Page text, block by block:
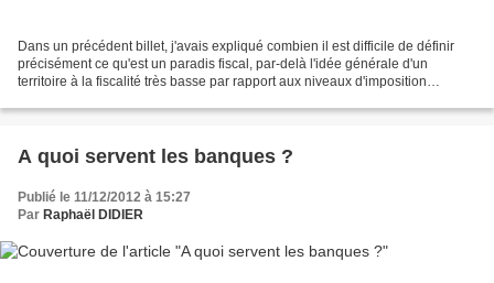
Dans un précédent billet, j'avais expliqué combien il est difficile de définir
précisément ce qu'est un paradis fiscal, par-delà l'idée générale d'un
territoire à la fiscalité très basse par rapport aux niveaux d'imposition
A quoi servent les banques ?
Publié le 11/12/2012 à 15:27
Par Raphaël DIDIER